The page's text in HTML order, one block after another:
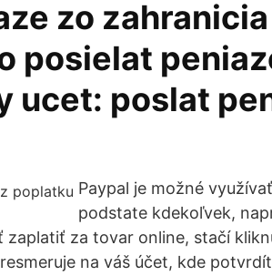
zo zahranicia
posielat
ucet: poslat
Paypal je možné
podstate kdekoľvek,
za tovar online, stačí
na váš účet, kde